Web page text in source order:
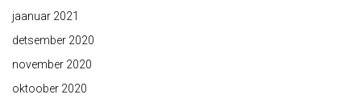
jaanuar 2021
detsember 2020
november 2020
oktoober 2020